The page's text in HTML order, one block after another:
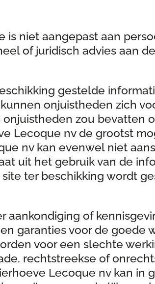
niet aangepast aan
of juridisch advies aan
gestelde
onjuistheden zich
zou bevatten
Lecoque nv de grootst
nv kan evenwel niet
uit het gebruik van de
ter beschikking wordt
aankondiging of
garanties voor de goede
voor een slechte
rechtstreekse of
Lecoque nv kan in